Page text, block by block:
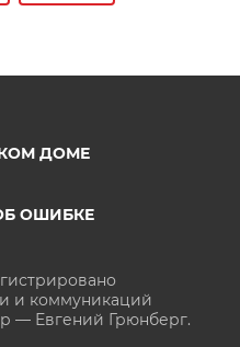
ДОМЕ
ОШИБКЕ
и коммуникаций
— Евгений Грюнберг.